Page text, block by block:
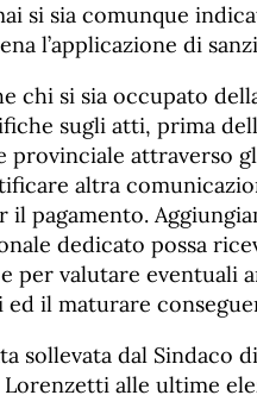
si sia comunque
l’applicazione di
chi si sia occupato
sugli atti, prima
provinciale attraverso
altra
pagamento.
dedicato possa
per valutare eventuali
il maturare
sollevata dal Sindaco
Lorenzetti alle ultime